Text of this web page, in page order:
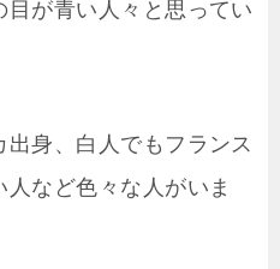
が青い人々と思ってい
身、白人でもフランス
など色々な人がいま